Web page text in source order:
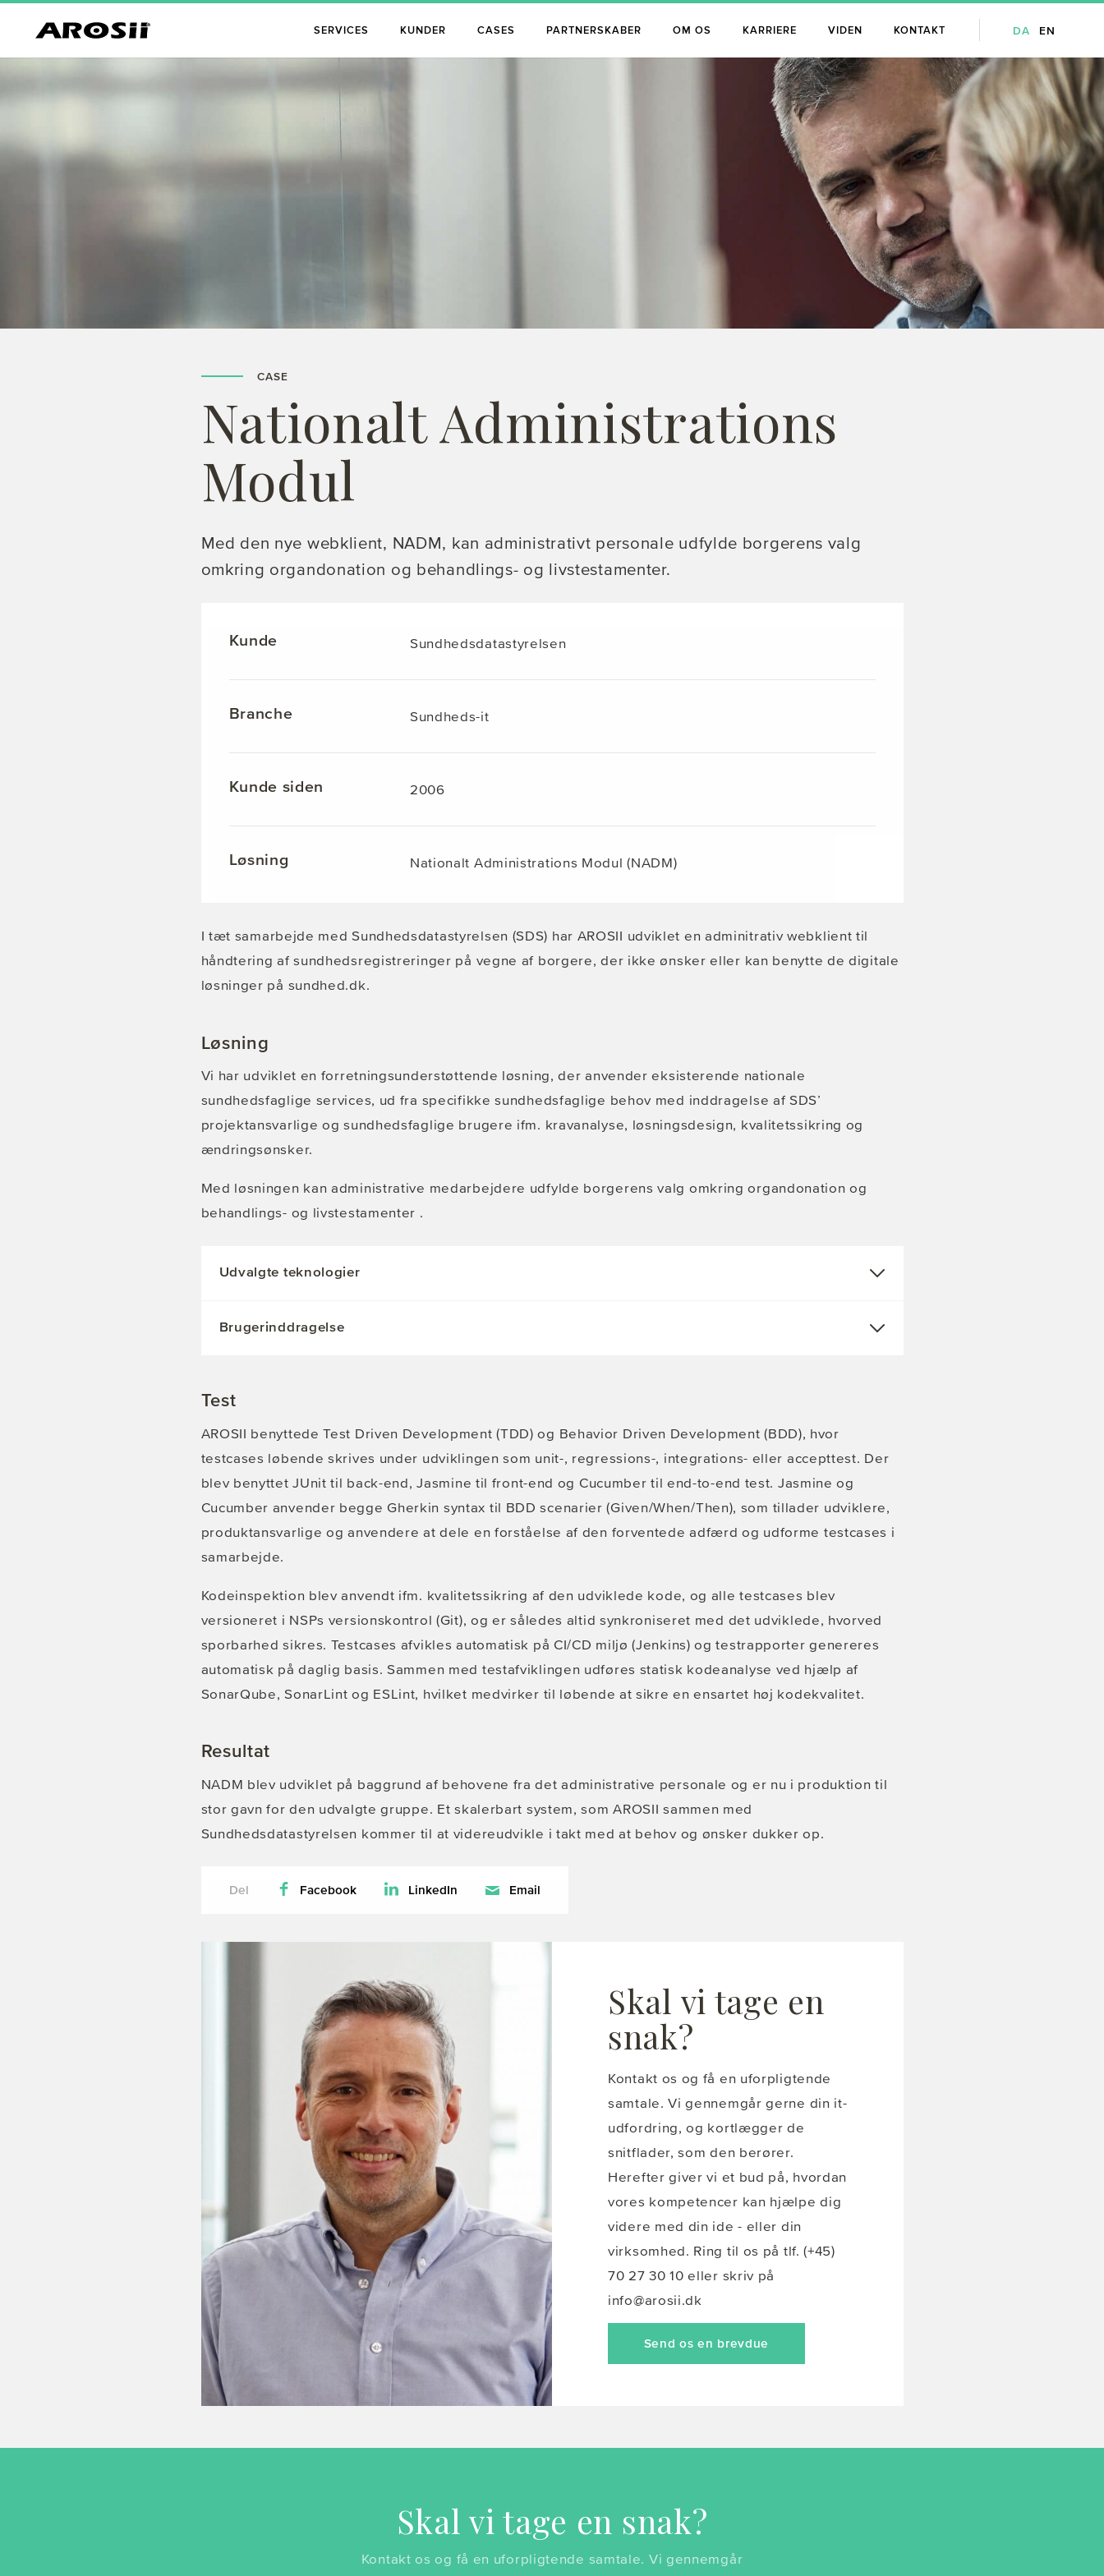
SERVICES KUNDER CASES PARTNERSKABER OM OS KARRIERE VIDEN KONTAKT DA EN
CASE
Nationalt Administrations
Modul
Med den nye webklient, NADM, kan administrativt personale udfylde borgerens valg
omkring organdonation og behandlings- og livstestamenter.
Kunde Sundhedsdatastyrelsen
Branche Sundheds-it
Kunde siden 2006
Løsning Nationalt Administrations Modul (NADM)
I tæt samarbejde med Sundhedsdatastyrelsen (SDS) har AROSII udviklet en adminitrativ webklient til
håndtering af sundhedsregistreringer på vegne af borgere, der ikke ønsker eller kan benytte de digitale
løsninger på sundhed.dk.
Løsning
Vi har udviklet en forretningsunderstøttende løsning, der anvender eksisterende nationale
sundhedsfaglige services, ud fra specifikke sundhedsfaglige behov med inddragelse af SDS’
projektansvarlige og sundhedsfaglige brugere ifm. kravanalyse, løsningsdesign, kvalitetssikring og
ændringsønsker.
Med løsningen kan administrative medarbejdere udfylde borgerens valg omkring organdonation og
behandlings- og livstestamenter .
Udvalgte teknologier
Brugerinddragelse
Test
AROSII benyttede Test Driven Development (TDD) og Behavior Driven Development (BDD), hvor
testcases løbende skrives under udviklingen som unit-, regressions-, integrations- eller accepttest. Der
blev benyttet JUnit til back-end, Jasmine til front-end og Cucumber til end-to-end test. Jasmine og
Cucumber anvender begge Gherkin syntax til BDD scenarier (Given/When/Then), som tillader udviklere,
produktansvarlige og anvendere at dele en forståelse af den forventede adfærd og udforme testcases i
samarbejde.
Kodeinspektion blev anvendt ifm. kvalitetssikring af den udviklede kode, og alle testcases blev
versioneret i NSPs versionskontrol (Git), og er således altid synkroniseret med det udviklede, hvorved
sporbarhed sikres. Testcases afvikles automatisk på CI/CD miljø (Jenkins) og testrapporter genereres
automatisk på daglig basis. Sammen med testafviklingen udføres statisk kodeanalyse ved hjælp af
SonarQube, SonarLint og ESLint, hvilket medvirker til løbende at sikre en ensartet høj kodekvalitet.
Resultat
NADM blev udviklet på baggrund af behovene fra det administrative personale og er nu i produktion til
stor gavn for den udvalgte gruppe. Et skalerbart system, som AROSII sammen med
Sundhedsdatastyrelsen kommer til at videreudvikle i takt med at behov og ønsker dukker op.
Del Facebook LinkedIn Email
Skal vi tage en
snak?
Kontakt os og få en uforpligtende
samtale. Vi gennemgår gerne din it-
udfordring, og kortlægger de
snitflader, som den berører.
Herefter giver vi et bud på, hvordan
vores kompetencer kan hjælpe dig
videre med din ide - eller din
virksomhed. Ring til os på tlf. (+45)
70 27 30 10 eller skriv på
info@arosii.dk
Send os en brevdue
Skal vi tage en snak?
Kontakt os og få en uforpligtende samtale. Vi gennemgår